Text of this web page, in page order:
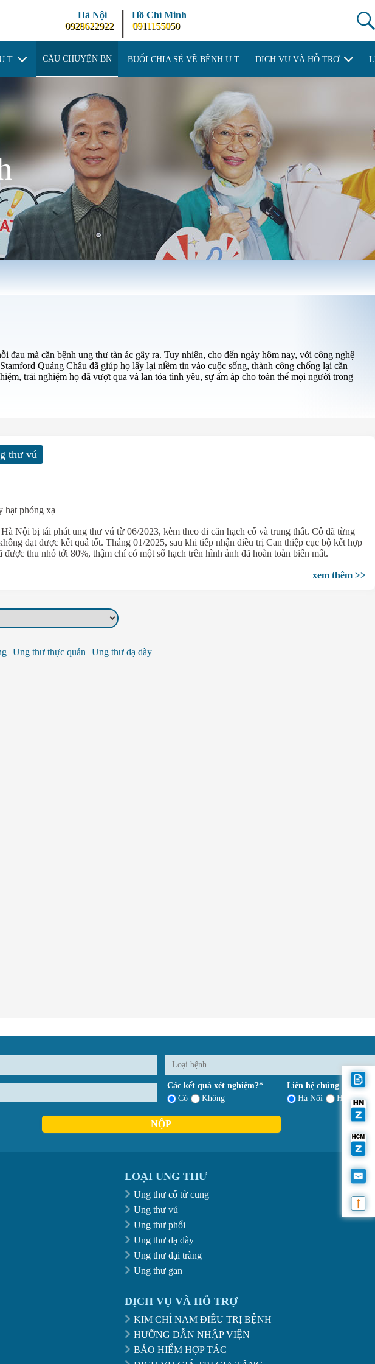
Hà Nội
0928622922
|
Hồ Chí Minh
0911155050
CÂU CHUYỆN BN BUỔI CHIA SẺ VỀ BỆNH U.T DỊCH VỤ VÀ HỖ TRỢ
mà căn bệnh ung thư tàn ác gây ra. Tuy nhiên, cho đến ngày hôm nay, với công nghệ
Quảng Châu đã giúp họ lấy lại niềm tin vào cuộc sống, thành công chống lại căn
trải nghiệm họ đã vượt qua và lan tỏa tình yêu, sự ấm áp cho toàn thể mọi người trong
thư vú
hạt phóng xạ
Nội bị tái phát ung thư vú từ 06/2023, kèm theo di căn hạch cổ và trung thất. Cô đã từng
đạt được kết quả tốt. Tháng 01/2025, sau khi tiếp nhận điều trị Can thiệp cục bộ kết hợp
thu nhỏ tới 80%, thậm chí có một số hạch trên hình ảnh đã hoàn toàn biến mất.
xem thêm >>
Ung thư thực quản Ung thư dạ dày
Các kết quả xét nghiệm?*
Có
Không
Liên hệ chúng tôi*
Hà Nội
Hồ Chí
NỘP
LOẠI UNG THƯ
Ung thư cổ tử cung
Ung thư vú
Ung thư phổi
Ung thư dạ dày
Ung thư đại tràng
Ung thư gan
DỊCH VỤ VÀ HỖ TRỢ
KIM CHỈ NAM ĐIỀU TRỊ BỆNH
HƯỠNG DẪN NHẬP VIỆN
BẢO HIỂM HỢP TÁC